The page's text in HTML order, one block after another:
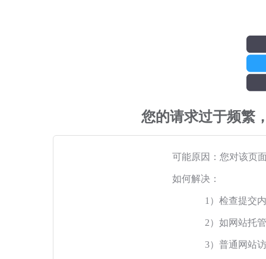
您的请求过于频繁
可能原因：您对该页
如何解决：
1）检查提交
2）如网站托
3）普通网站